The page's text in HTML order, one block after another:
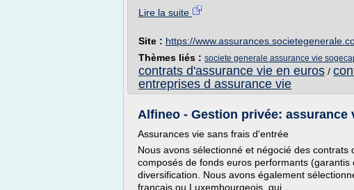
Lire la suite
Site : https://
Thèmes liés : societe generale assurance vie
contrats d'assurance vie en euros /
entreprises d assurance vie
Alfineo - Gestion privée: assurance
Assurances vie sans frais d'entrée
Nous avons sélectionné et négocié des contrats
composés de fonds euros performants
diversification. Nous avons également
français ou Luxembourgeois, qui...